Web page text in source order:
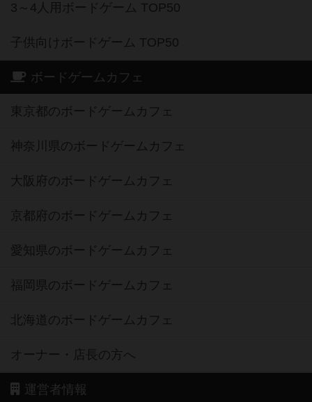
3～4人用ボードゲーム TOP50
子供向けボードゲーム TOP50
ボードゲームカフェ
東京都のボードゲームカフェ
神奈川県のボードゲームカフェ
大阪府のボードゲームカフェ
京都府のボードゲームカフェ
愛知県のボードゲームカフェ
福岡県のボードゲームカフェ
北海道のボードゲームカフェ
オーナー・店長の方へ
運営者情報